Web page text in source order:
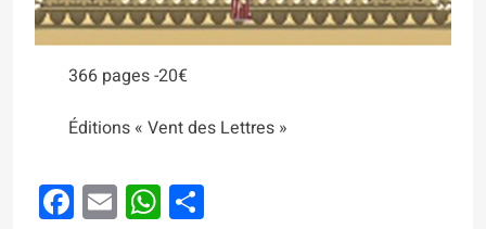
366 pages -20€
Éditions « Vent des Lettres »
Facebook
EmailWhatsApp